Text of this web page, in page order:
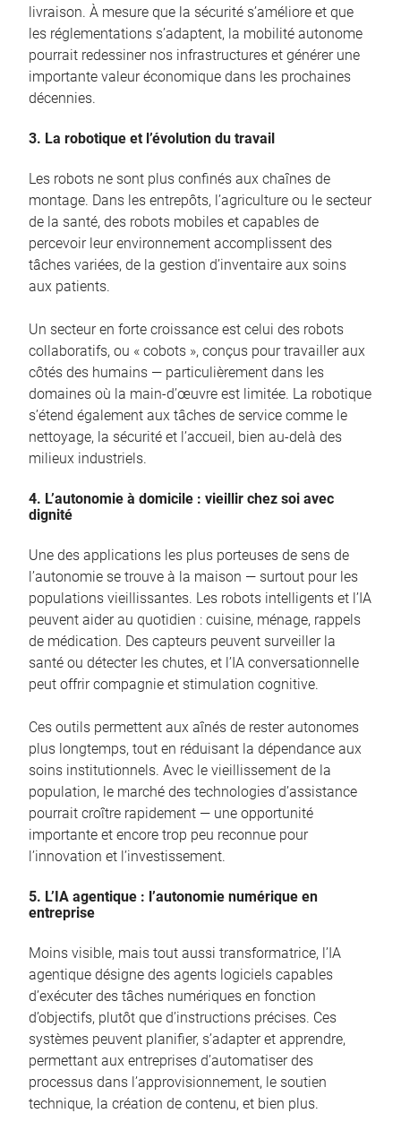
livraison. À mesure que la sécurité s’améliore et que
les réglementations s’adaptent, la mobilité autonome
pourrait redessiner nos infrastructures et générer une
importante valeur économique dans les prochaines
décennies.
3. La robotique et l’évolution du travail
Les robots ne sont plus confinés aux chaînes de
montage. Dans les entrepôts, l’agriculture ou le secteur
de la santé, des robots mobiles et capables de
percevoir leur environnement accomplissent des
tâches variées, de la gestion d’inventaire aux soins
aux patients.
Un secteur en forte croissance est celui des robots
collaboratifs, ou « cobots », conçus pour travailler aux
côtés des humains — particulièrement dans les
domaines où la main-d’œuvre est limitée. La robotique
s’étend également aux tâches de service comme le
nettoyage, la sécurité et l’accueil, bien au-delà des
milieux industriels.
4. L’autonomie à domicile : vieillir chez soi avec
dignité
Une des applications les plus porteuses de sens de
l’autonomie se trouve à la maison — surtout pour les
populations vieillissantes. Les robots intelligents et l’IA
peuvent aider au quotidien : cuisine, ménage, rappels
de médication. Des capteurs peuvent surveiller la
santé ou détecter les chutes, et l’IA conversationnelle
peut offrir compagnie et stimulation cognitive.
Ces outils permettent aux aînés de rester autonomes
plus longtemps, tout en réduisant la dépendance aux
soins institutionnels. Avec le vieillissement de la
population, le marché des technologies d’assistance
pourrait croître rapidement — une opportunité
importante et encore trop peu reconnue pour
l’innovation et l’investissement.
5. L’IA agentique : l’autonomie numérique en
entreprise
Moins visible, mais tout aussi transformatrice, l’IA
agentique désigne des agents logiciels capables
d’exécuter des tâches numériques en fonction
d’objectifs, plutôt que d’instructions précises. Ces
systèmes peuvent planifier, s’adapter et apprendre,
permettant aux entreprises d’automatiser des
processus dans l’approvisionnement, le soutien
technique, la création de contenu, et bien plus.